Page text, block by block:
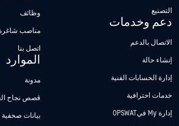
التصنيع
دعم وخدمات
الاتصال بالدعم
إنشاء حالة
إدارة الحسابات الفنية
خدمات احترافية
إدارة My فيOPSWAT
وظائف
مناصب شاغرة
اتصل بنا
الموارد
مدونة
قصص نجاح
بيانات صحفية